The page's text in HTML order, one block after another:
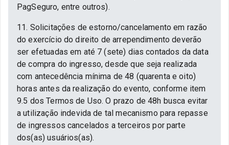
PagSeguro, entre outros).
11. Solicitações de estorno/cancelamento em razão
do exercício do direito de arrependimento deverão
ser efetuadas em até 7 (sete) dias contados da data
de compra do ingresso, desde que seja realizada
com antecedência mínima de 48 (quarenta e oito)
horas antes da realização do evento, conforme item
9.5 dos Termos de Uso. O prazo de 48h busca evitar
a utilização indevida de tal mecanismo para repasse
de ingressos cancelados a terceiros por parte
dos(as) usuários(as).